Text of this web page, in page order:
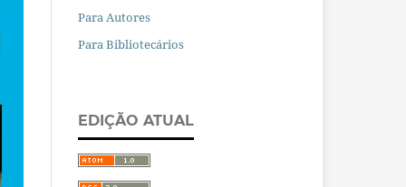
Para Autores
Para Bibliotecários
EDIÇÃO ATUAL